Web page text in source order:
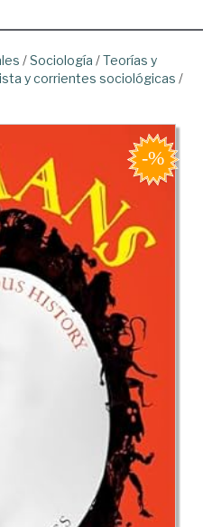
/Sociología /Teorías y
y corrientes sociológicas /